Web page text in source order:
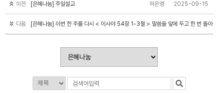
2025-09-15
허은영
이전 [은혜나눔] 주일설교
다음 [은혜나눔] 이번 한 주를 다시 < 이사야 54장 1-3절 > 말씀을 앞에 두고 한 번 돌아